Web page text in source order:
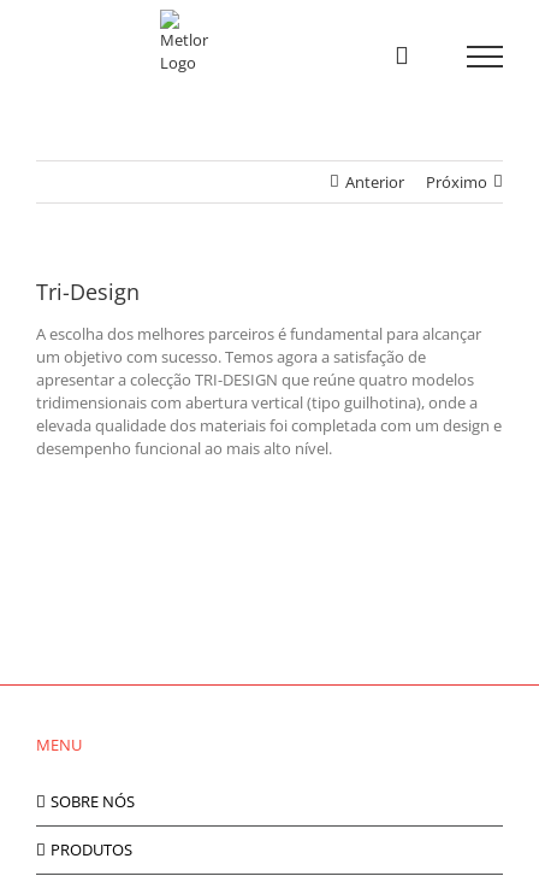
Anterior Próximo
Tri-Design
A escolha dos melhores parceiros é fundamental para alcançar
um objetivo com sucesso. Temos agora a satisfação de
apresentar a colecção TRI-DESIGN que reúne quatro modelos
tridimensionais com abertura vertical (tipo guilhotina), onde a
elevada qualidade dos materiais foi completada com um design e
desempenho funcional ao mais alto nível.
MENU
SOBRE NÓS
PRODUTOS